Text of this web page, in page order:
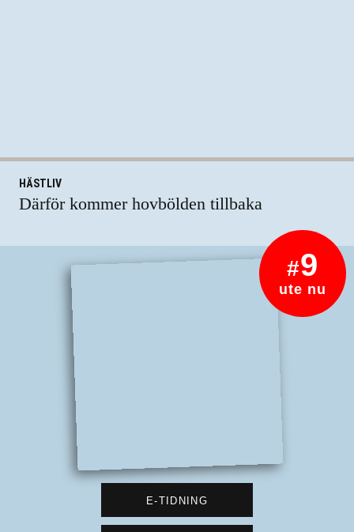
HÄSTLIV
Därför kommer hovbölden tillbaka
#9
ute nu
E-TIDNING